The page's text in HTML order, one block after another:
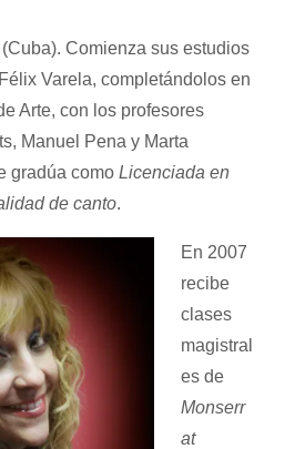
Comienza sus estudios
Varela, completándolos en
Arte, con los profesores
Manuel Pena y Marta
gradúa comoLicenciada en
de canto.
En 2007
recibe
clases
magistral
es de
Monserr
at